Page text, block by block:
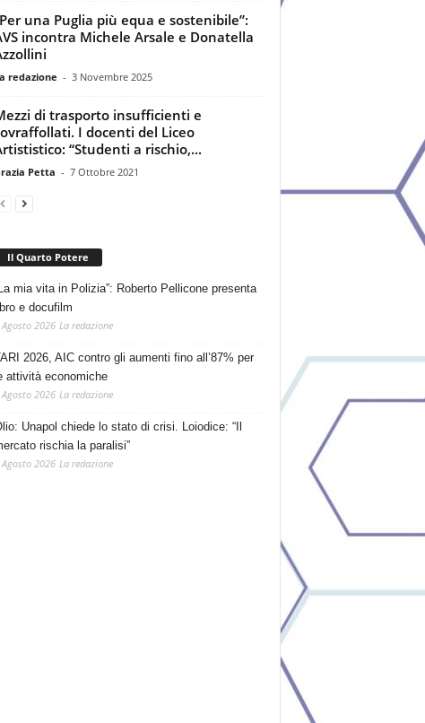
una Puglia più equa e sostenibile”:
incontra Michele Arsale e Donatella
redazione - 3 Novembre 2025
di trasporto insufficienti e
I docenti del Liceo
“Studenti a rischio,...
Petta - 7 Ottobre 2021
Il Quarto Potere
mia vita in Polizia”: Roberto Pellicone presenta
e docufilm
2026 La redazione
2026, AIC contro gli aumenti fino all’87% per
attività economiche
Agosto 2026 La redazione
Unapol chiede lo stato di crisi. Loiodice: “Il
rischia la paralisi”
Agosto 2026 La redazione